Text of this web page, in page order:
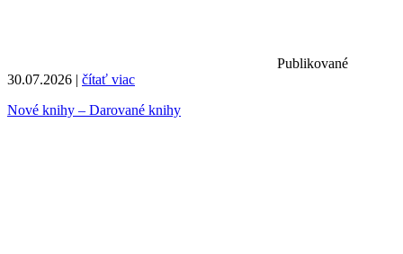
Publikované
30.07.2026 | čítať viac
Nové knihy – Darované knihy